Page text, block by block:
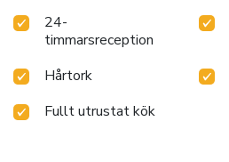
24-
timmarsreception
Hårtork
Fullt utrustat kök